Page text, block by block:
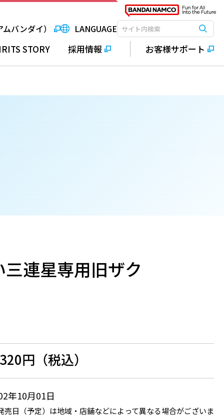
バンダイ） LANGUAGE検索キーワード入力 検索
STORY 採用情報 お客様サポート
連星専用旧ザク
円（税込）
年10月01日
売日（予定）は地域・店舗などによって異なる場合がございま